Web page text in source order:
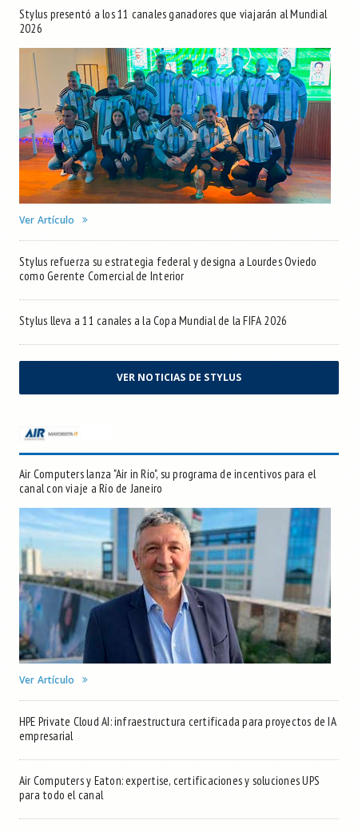
Stylus presentó a los 11 canales ganadores que viajarán al Mundial
2026
Ver Artículo
Stylus refuerza su estrategia federal y designa a Lourdes Oviedo
como Gerente Comercial de Interior
Stylus lleva a 11 canales a la Copa Mundial de la FIFA 2026
VER NOTICIAS DE STYLUS
Air Computers lanza "Air in Rio", su programa de incentivos para el
canal con viaje a Río de Janeiro
Ver Artículo
HPE Private Cloud AI: infraestructura certificada para proyectos de IA
empresarial
Air Computers y Eaton: expertise, certificaciones y soluciones UPS
para todo el canal